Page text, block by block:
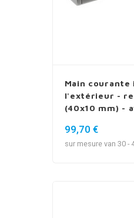
Main courante
l'extérieur -
(40x10 mm) -
99,70 €
sur mesure van 30 -